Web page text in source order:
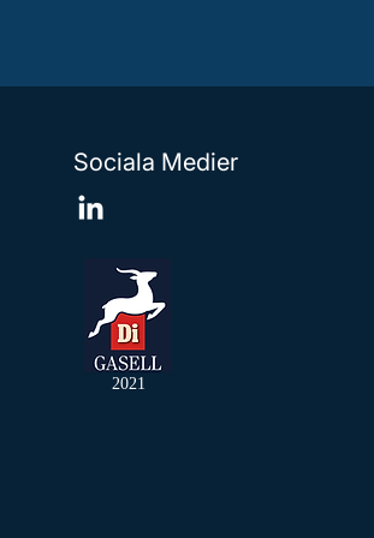
Sociala Medier
2021